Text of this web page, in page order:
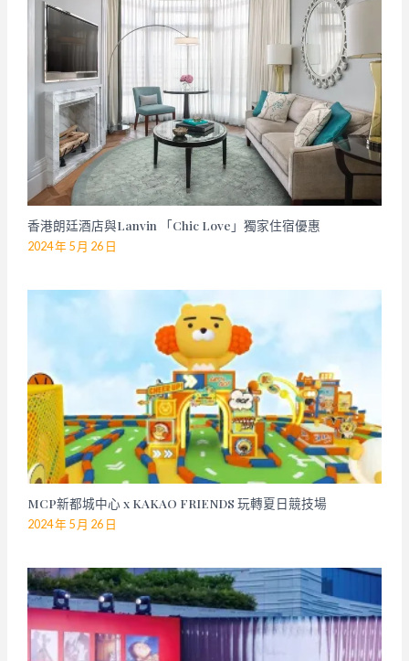
香港朗廷酒店與Lanvin 「Chic Love」獨家住宿優惠
2024 年 5 月 26 日
MCP新都城中心 x KAKAO FRIENDS 玩轉夏日競技場
2024 年 5 月 26 日